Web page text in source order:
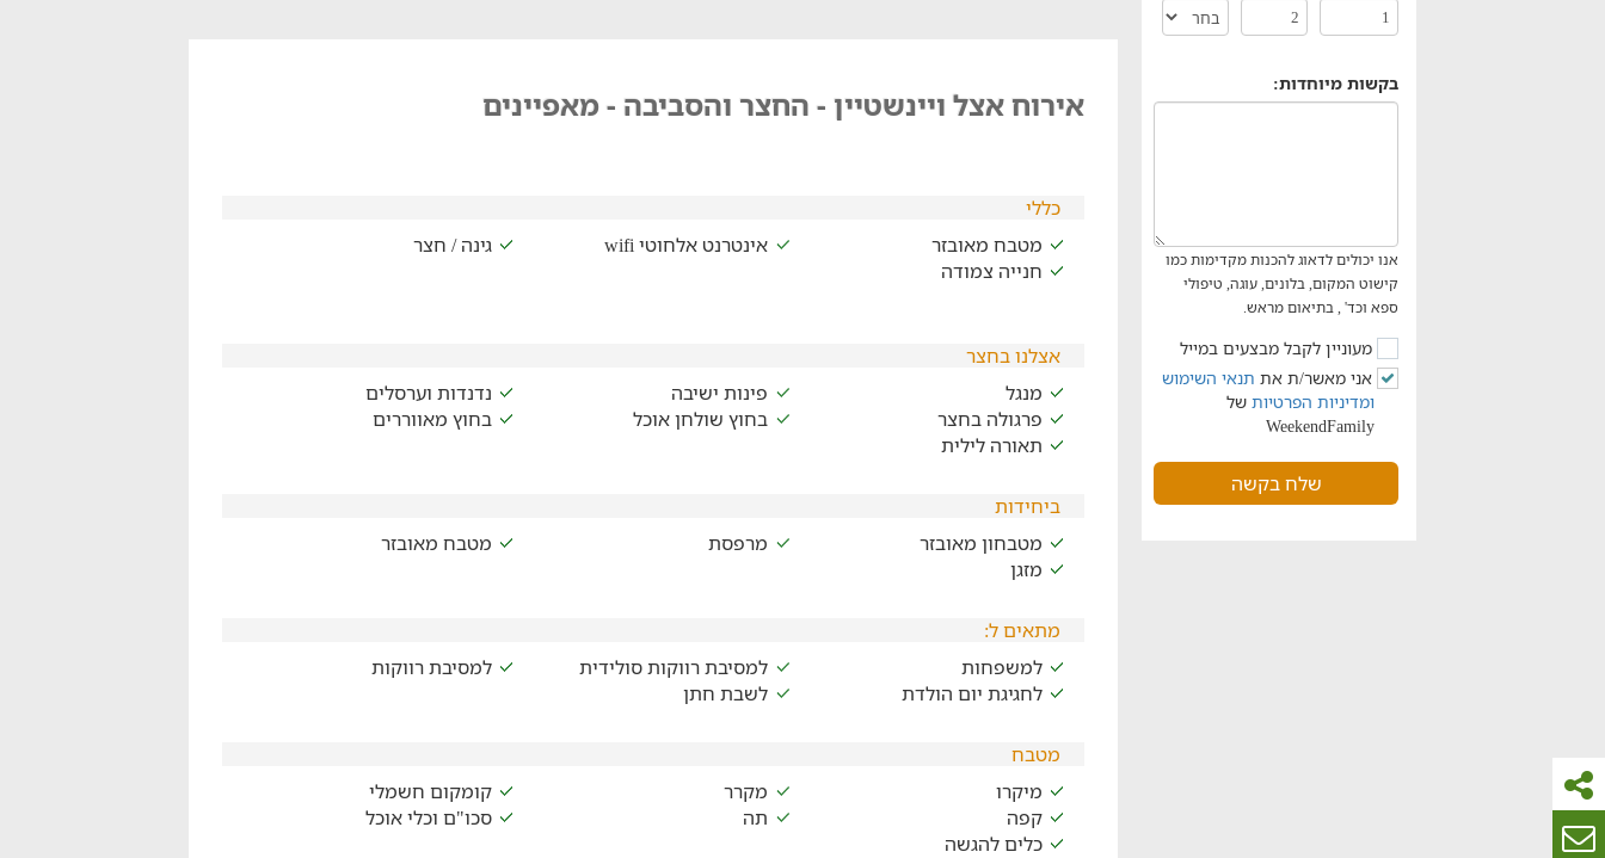
בקשות מיוחדות:
אנו יכולים לדאוג להכנות מקדימות כמו
קישוט המקום, בלונים, עוגה, טיפולי
ספא וכד' , בתיאום מראש.
מעוניין לקבל מבצעים במייל
אני מאשר/ת את תנאי השימוש
ומדיניות הפרטיות של
WeekendFamily
שלח בקשה
אירוח אצל ויינשטיין - החצר והסביבה - מאפיינים
כללי
מטבח מאובזר
אינטרנט אלחוטי wifi
גינה / חצר
חנייה צמודה
אצלנו בחצר
מנגל
פינות ישיבה
נדנדות וערסלים
פרגולה בחצר
בחוץ שולחן אוכל
בחוץ מאווררים
תאורה לילית
ביחידות
מטבחון מאובזר
מרפסת
מטבח מאובזר
מזגן
מתאים ל:
למשפחות
למסיבת רווקות סולידית
למסיבת רווקות
לחגיגת יום הולדת
לשבת חתן
מטבח
מיקרו
מקרר
קומקום חשמלי
קפה
תה
סכו"ם וכלי אוכל
כלים להגשה